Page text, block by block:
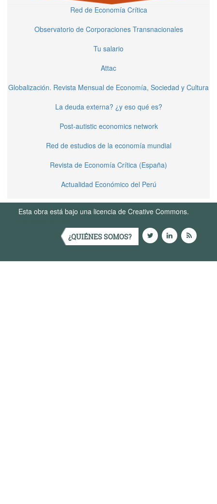
Red de Economía Crítica
Observatorio de Corporaciones Transnacionales
Tu salario
Attac
Globalización. Revista Mensual de Economía, Sociedad y Cultura
La deuda externa? ¿y eso qué es?
Post-autistic economics network
Red de estudios de la economía mundial
Revista de Economía Crítica (España)
Actualidad Económico del Perú
Esta obra está bajo una licencia de Creative Commons.
¿QUIÉNES SOMOS?